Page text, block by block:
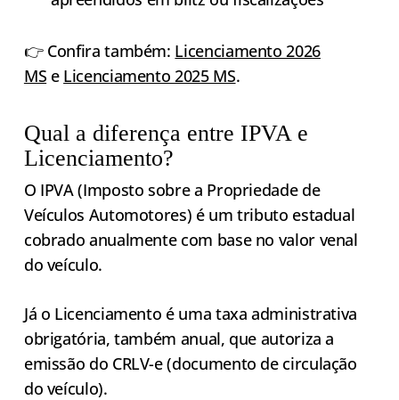
👉 Confira também: Licenciamento 2026
MS e Licenciamento 2025 MS.
Qual a diferença entre IPVA e
Licenciamento?
O IPVA (Imposto sobre a Propriedade de
Veículos Automotores) é um tributo estadual
cobrado anualmente com base no valor venal
do veículo.
Já o Licenciamento é uma taxa administrativa
obrigatória, também anual, que autoriza a
emissão do CRLV-e (documento de circulação
do veículo).